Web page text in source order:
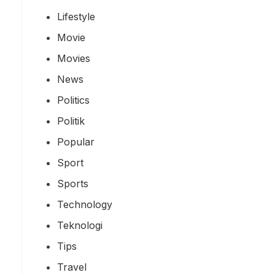
Lifestyle
Movie
Movies
News
Politics
Politik
Popular
Sport
Sports
Technology
Teknologi
Tips
Travel